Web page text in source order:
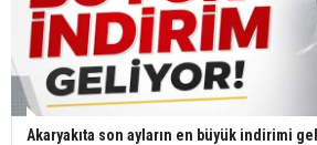
Akaryakıta son ayların en büyük indirimi